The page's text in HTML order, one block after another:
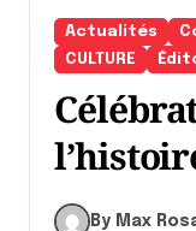
Actualités
CULTURE
By Max